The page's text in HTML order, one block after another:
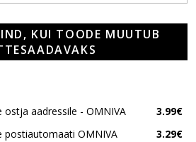
KUI TOODE MUUTUB
aadressile - OMNIVA
3.99€
postiautomaati OMNIVA
3.29€